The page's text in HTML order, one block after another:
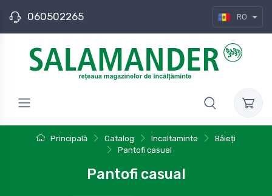
060502265 RO
Principală Catalog Incaltaminte
Băieți
Pantofi casual
Pantofi casual